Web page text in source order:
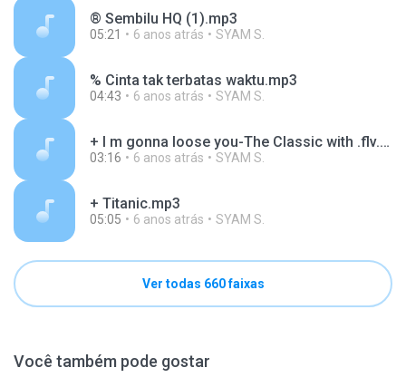
® Sembilu HQ (1).mp3
05:21 6 anos atrás SYAM S.
% Cinta tak terbatas waktu.mp3
04:43 6 anos atrás SYAM S.
+ I m gonna loose you-The Classic with .flv.mp3
03:16 6 anos atrás SYAM S.
+ Titanic.mp3
05:05 6 anos atrás SYAM S.
Ver todas 660 faixas
Você também pode gostar